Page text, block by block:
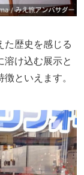
た歴史を感じる
け込む展示と
といえます。